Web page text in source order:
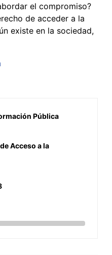
el compromiso?
de acceder a la
existe en la sociedad,
Pública
Acceso a la